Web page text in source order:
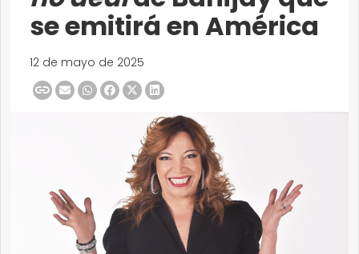
se emitirá en América
12 de mayo de 2025